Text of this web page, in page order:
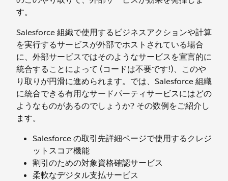
す。
Salesforce 組織で使用するビジネスアクションや計算
を実行するサービスが外部でホストされている場合
に、外部サービスではそのようなサービスを宣言的に
統合することによって (コードは不要です!)、このや
り取りが円滑に進められます。では、Salesforce 組織
に統合できる有用なサードパーティサービスにはどの
ようなものがあるのでしょうか? その数例をご紹介し
ます。
Salesforce の取引先詳細ページで使用するクレジ
ットスコア機能
割引のための対象資格確認サービス
柔軟なデジタル支払サービス